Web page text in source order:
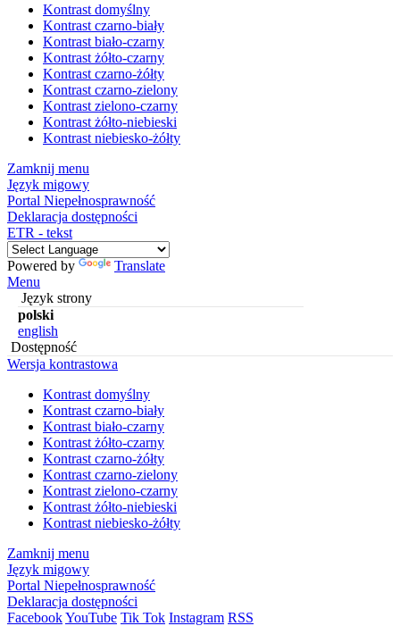
Kontrast domyślny
Kontrast czarno-biały
Kontrast biało-czarny
Kontrast żółto-czarny
Kontrast czarno-żółty
Kontrast czarno-zielony
Kontrast zielono-czarny
Kontrast żółto-niebieski
Kontrast niebiesko-żółty
Zamknij menu
Język migowy
Portal Niepełnosprawność
Deklaracja dostępności
ETR - tekst
Powered by
Translate
Menu
Język strony
polski
english
Dostępność
Wersja kontrastowa
Kontrast domyślny
Kontrast czarno-biały
Kontrast biało-czarny
Kontrast żółto-czarny
Kontrast czarno-żółty
Kontrast czarno-zielony
Kontrast zielono-czarny
Kontrast żółto-niebieski
Kontrast niebiesko-żółty
Zamknij menu
Język migowy
Portal Niepełnosprawność
Deklaracja dostępności
FacebookYouTube Tik Tok Instagram RSS